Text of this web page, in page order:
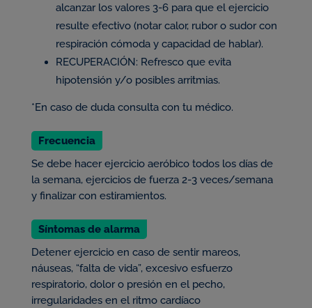
alcanzar los valores 3-6 para que el ejercicio
resulte efectivo (notar calor, rubor o sudor con
respiración cómoda y capacidad de hablar).
RECUPERACIÓN: Refresco que evita
hipotensión y/o posibles arritmias.
*En caso de duda consulta con tu médico.
Frecuencia
Se debe hacer ejercicio aeróbico todos los días de
la semana, ejercicios de fuerza 2-3 veces/semana
y finalizar con estiramientos.
Síntomas de alarma
Detener ejercicio en caso de sentir mareos,
náuseas, “falta de vida”, excesivo esfuerzo
respiratorio, dolor o presión en el pecho,
irregularidades en el ritmo cardíaco